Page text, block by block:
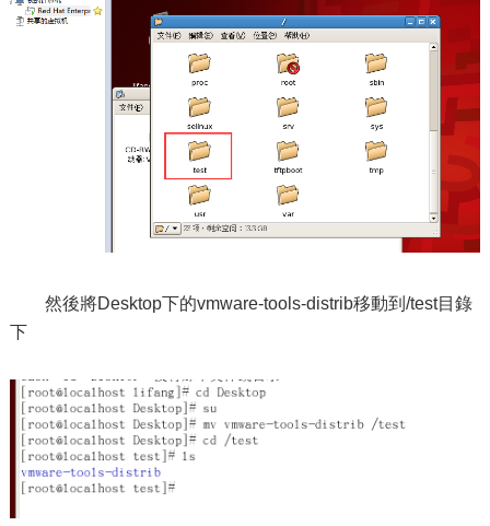
然後將Desktop下的vmware-tools-distrib移動到/test目錄
下